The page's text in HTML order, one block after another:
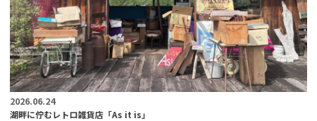
2026.06.24
湖畔に佇むレトロ雑貨店「As it is」